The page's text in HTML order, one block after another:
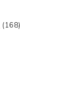
(168)